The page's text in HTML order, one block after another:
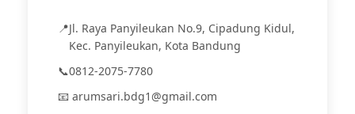
📍Jl. Raya Panyileukan No.9, Cipadung Kidul,
Kec. Panyileukan, Kota Bandung
📞0812-2075-7780
📧 arumsari.bdg1@gmail.com